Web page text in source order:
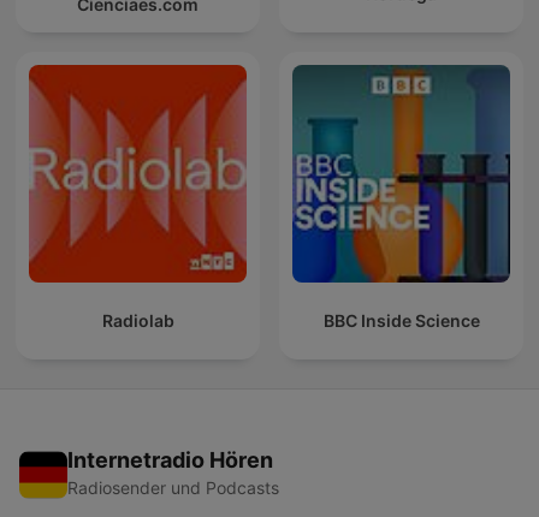
Radiolab BBC Inside Science
Internetradio Hören
Radiosender und Podcasts